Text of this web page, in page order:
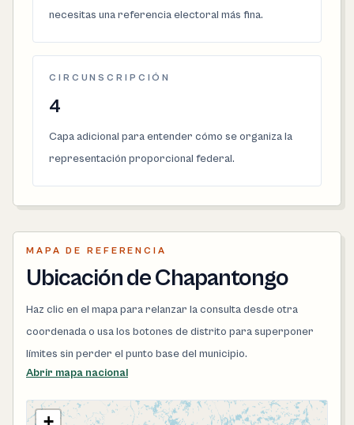
necesitas una referencia electoral más fina.
CIRCUNSCRIPCIÓN
4
Capa adicional para entender cómo se organiza la
representación proporcional federal.
MAPA DE REFERENCIA
Ubicación de Chapantongo
Haz clic en el mapa para relanzar la consulta desde otra
coordenada o usa los botones de distrito para superponer
límites sin perder el punto base del municipio.
Abrir mapa nacional